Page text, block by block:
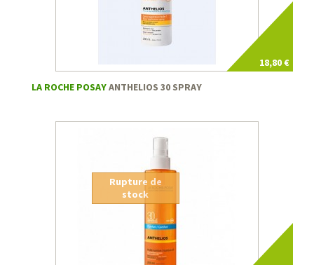
18,80 €
LA ROCHE POSAYANTHELIOS 30 SPRAY
Rupture de
stock